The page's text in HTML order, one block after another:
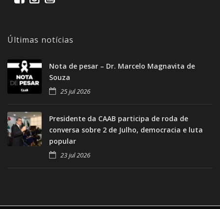
Últimas notícias
Nota de pesar – Dr. Marcelo Magnavita de
Souza
25 jul 2026
Presidente da CAAB participa de roda de
conversa sobre 2 de Julho, democracia e luta
popular
23 jul 2026